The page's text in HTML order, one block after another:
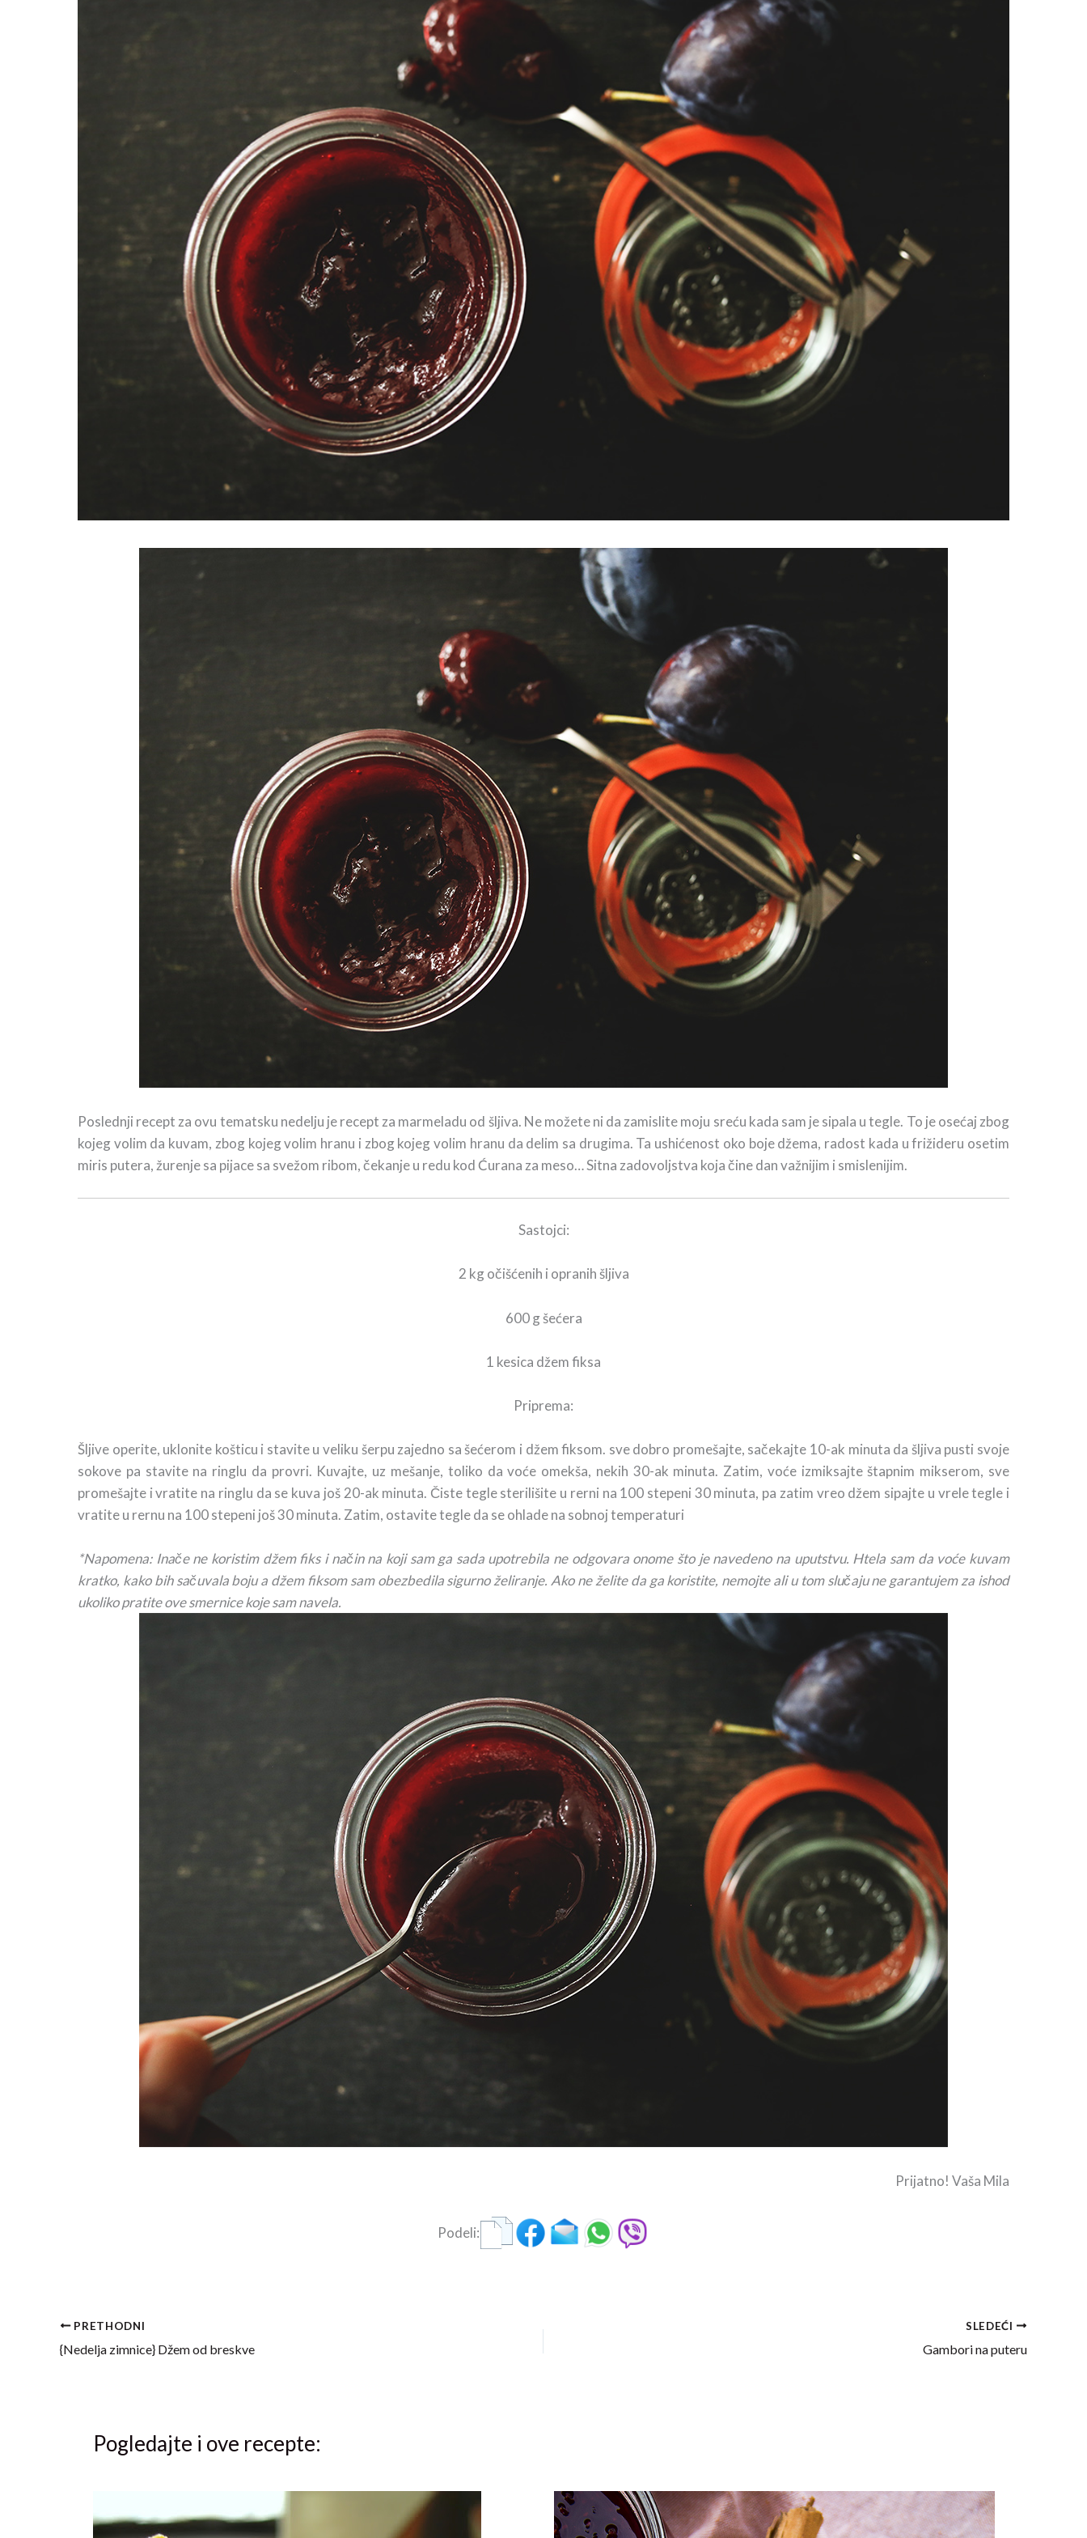
Poslednji recept za ovu tematsku nedelju je recept za marmeladu od šljiva. Ne možete ni da zamislite moju sreću kada sam je sipala u tegle. To je osećaj zbog
kojeg volim da kuvam, zbog kojeg volim hranu i zbog kojeg volim hranu da delim sa drugima. Ta ushićenost oko boje džema, radost kada u frižideru osetim
miris putera, žurenje sa pijace sa svežom ribom, čekanje u redu kod Ćurana za meso… Sitna zadovoljstva koja čine dan važnijim i smislenijim.
Sastojci:
2 kg očišćenih i opranih šljiva
600 g šećera
1 kesica džem fiksa
Priprema:
Šljive operite, uklonite košticu i stavite u veliku šerpu zajedno sa šećerom i džem fiksom. sve dobro promešajte, sačekajte 10-ak minuta da šljiva pusti svoje
sokove pa stavite na ringlu da provri. Kuvajte, uz mešanje, toliko da voće omekša, nekih 30-ak minuta. Zatim, voće izmiksajte štapnim mikserom, sve
promešajte i vratite na ringlu da se kuva još 20-ak minuta. Čiste tegle sterilišite u rerni na 100 stepeni 30 minuta, pa zatim vreo džem sipajte u vrele tegle i
vratite u rernu na 100 stepeni još 30 minuta. Zatim, ostavite tegle da se ohlade na sobnoj temperaturi
*Napomena: Inače ne koristim džem fiks i način na koji sam ga sada upotrebila ne odgovara onome što je navedeno na uputstvu. Htela sam da voće kuvam
kratko, kako bih sačuvala boju a džem fiksom sam obezbedila sigurno želiranje. Ako ne želite da ga koristite, nemojte ali u tom slučaju ne garantujem za ishod
ukoliko pratite ove smernice koje sam navela.
Prijatno! Vaša Mila
Podeli:
PRETHODNI
{Nedelja zimnice} Džem od breskve
SLEDEĆI
Gambori na puteru
Pogledajte i ove recepte:
×